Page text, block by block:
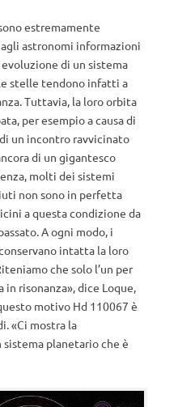
estremamente
astronomi informazioni
di un sistema
stelle tendono infatti a
Tuttavia, la loro orbita
per esempio a causa di
un incontro ravvicinato
di un gigantesco
molti dei sistemi
non sono in perfetta
a questa condizione da
A ogni modo, i
intatta la loro
che solo l’un per
risonanza», dice Loque,
motivo Hd 110067 è
«Ci mostra la
planetario che è